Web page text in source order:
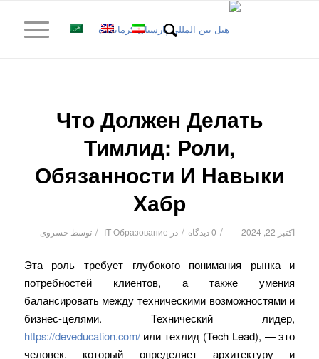
Что Должен Делать
Тимлид: Роли,
Обязанности И Навыки
Хабр
اکتبر 22, 2024 / 0 دیدگاه / در IT Образование
/ توسطخسروی
Эта роль требует глубокого понимания рынка и
потребностей клиентов, а также умения
балансировать между техническими возможностями и
бизнес-целями. Технический лидер,
https://deveducation.com/или техлид (Tech Lead), — это
человек, который определяет архитектуру и